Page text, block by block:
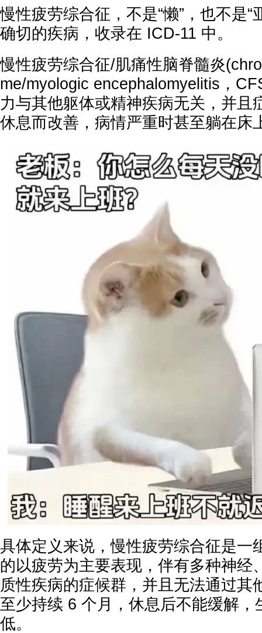
慢性疲劳综合征，不是“懒”，也不是“
确切的疾病，收录在 ICD-11 中。
慢性疲劳综合征/肌痛性脑脊髓炎
me/myologic encephalomyelitis，
力与其他躯体或精神疾病无关，并且
休息而改善，病情严重时甚至躺在床
具体定义来说，慢性疲劳综合征是一
的以疲劳为主要表现，伴有多种神经
质性疾病的症候群，并且无法通过其
至少持续 6 个月，休息后不能缓解，
低。